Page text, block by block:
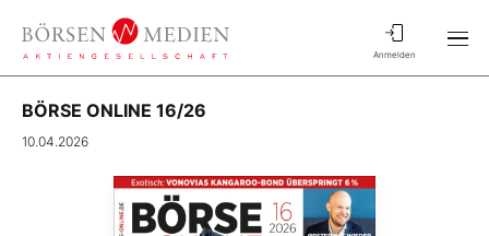
Anmelden
BÖRSE ONLINE 16/26
10.04.2026